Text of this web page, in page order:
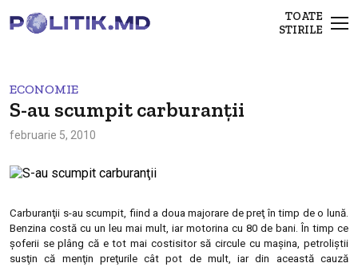
TOATE
STIRILE
ECONOMIE
S-au scumpit carburanţii
februarie 5, 2010
Carburanţii s-au scumpit, fiind a doua majorare de preţ în timp de o lună.
Benzina costă cu un leu mai mult, iar motorina cu 80 de bani. În timp ce
şoferii se plâng că e tot mai costisitor să circule cu maşina, petroliştii
susţin că menţin preţurile cât pot de mult, iar din această cauză